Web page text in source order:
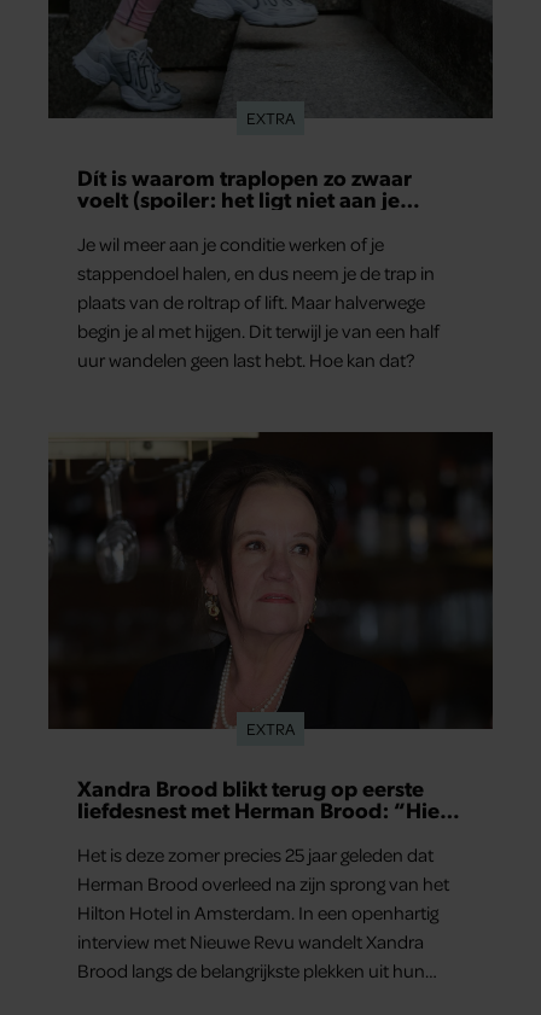
EXTRA
Dít is waarom traplopen zo zwaar
voelt (spoiler: het ligt niet aan je
Je wil meer aan je conditie werken of je
stappendoel halen, en dus neem je de trap in
plaats van de roltrap of lift. Maar halverwege
begin je al met hijgen. Dit terwijl je van een half
uur wandelen geen last hebt. Hoe kan dat?
EXTRA
Xandra Brood blikt terug op eerste
liefdesnest met Herman Brood: “Hier
Het is deze zomer precies 25 jaar geleden dat
Herman Brood overleed na zijn sprong van het
Hilton Hotel in Amsterdam. In een openhartig
interview met Nieuwe Revu wandelt Xandra
Brood langs de belangrijkste plekken uit hun